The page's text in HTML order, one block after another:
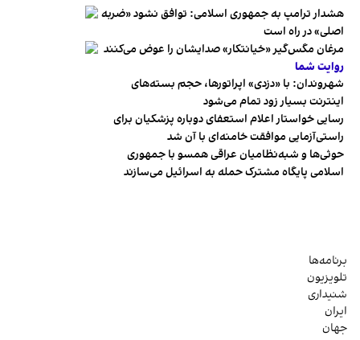
هشدار ترامپ به جمهوری اسلامی: توافق نشود «ضربه
اصلی» در راه است
مرغان مگس‌گیر «خیانتکار» صدایشان را عوض می‌کنند
روایت شما
شهروندان:‌ با «دزدی» اپراتورها، حجم بسته‌های
اینترنت بسیار زود تمام می‌شود
رسایی خواستار اعلام استعفای دوباره پزشکیان برای
راستی‌آزمایی موافقت خامنه‌ای با آن شد
حوثی‌ها و شبه‌نظامیان عراقی همسو با جمهوری
اسلامی پایگاه مشترک حمله به اسرائیل می‌سازند
برنامه‌ها
تلویزیون
شنیداری
ایران
جهان